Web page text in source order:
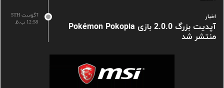
آگوست 5TH
12:58 ب.ظ
اخبار
آپدیت بزرگ 2.0.0 بازی Pokémon Pokopia
منتشر شد